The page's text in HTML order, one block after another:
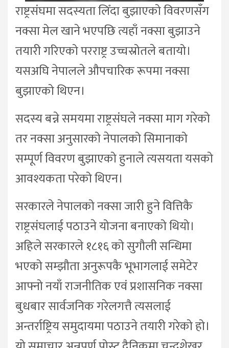
राष्ट्रसंघमा सदस्यता लिँदा बुझाएको विवरणसँग
नक्सा मेल खाने भएपछि त्यहाँ नक्सा बुझाउने
तयारी गरिएको परराष्ट्र उच्चस्रोतले बतायो।
यसअघि नेपालले औपचारिक रूपमा नक्सा
बुझाएको थिएन।
सदस्य बन्ने समयमा राष्ट्रसंघले नक्सा माग गरेको
तर नक्सा अनुसारको नेपालको सिमानाको
सम्पूर्ण विवरण बुझाएको हुनाले त्यसयता यसको
आवश्यकता परेको थिएन।
सरकारले नेपालको नक्सा जारी हुने वित्तिकै
राष्ट्रसंघलाई पठाउने योजना बनाएको थियो।
अहिले सरकारले १८१६ को सुगौली सन्धिमा
भएको सम्झौता अनुरूपकै भूभागलाई समेटेर
आफ्नो नयाँ राजनीतिक एवं प्रशासनिक नक्सा
बुधबार सार्वजनिक गरेलगत्तै त्यसलाई
अन्तर्राष्ट्रिय समुदायमा पठाउने तयारी गरेको हो।